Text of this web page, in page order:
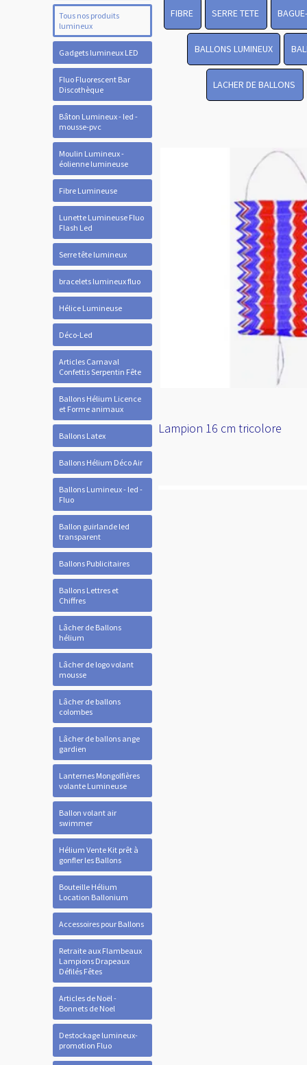
Tous nos produits
lumineux
Gadgets lumineux LED
Fluo Fluorescent Bar
Discothèque
Bâton Lumineux - led -
mousse-pvc
Moulin Lumineux -
éolienne lumineuse
Fibre Lumineuse
Lunette Lumineuse Fluo
Flash Led
Serre tête lumineux
bracelets lumineux fluo
Hélice Lumineuse
Déco-Led
Articles Carnaval
Confettis Serpentin Fête
Ballons Hélium Licence
et Forme animaux
Ballons Latex
Ballons Hélium Déco Air
Ballons Lumineux - led -
Fluo
Ballon guirlande led
transparent
Ballons Publicitaires
Ballons Lettres et
Chiffres
Lâcher de Ballons
hélium
Lâcher de logo volant
mousse
Lâcher de ballons
colombes
Lâcher de ballons ange
gardien
Lanternes Mongolfières
volante Lumineuse
Ballon volant air
swimmer
Hélium Vente Kit prêt à
gonfler les Ballons
Bouteille Hélium
Location Ballonium
Accessoires pour Ballons
Retraite aux Flambeaux
Lampions Drapeaux
Défilés Fêtes
Articles de Noël -
Bonnets de Noel
Destockage lumineux-
promotion Fluo
FIBRE SERRE TETE
BALLONS LUMINEUX
LACHER DE BALLONS
Lampion 16 cm tricolore